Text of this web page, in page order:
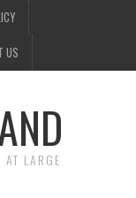
US
LARGE